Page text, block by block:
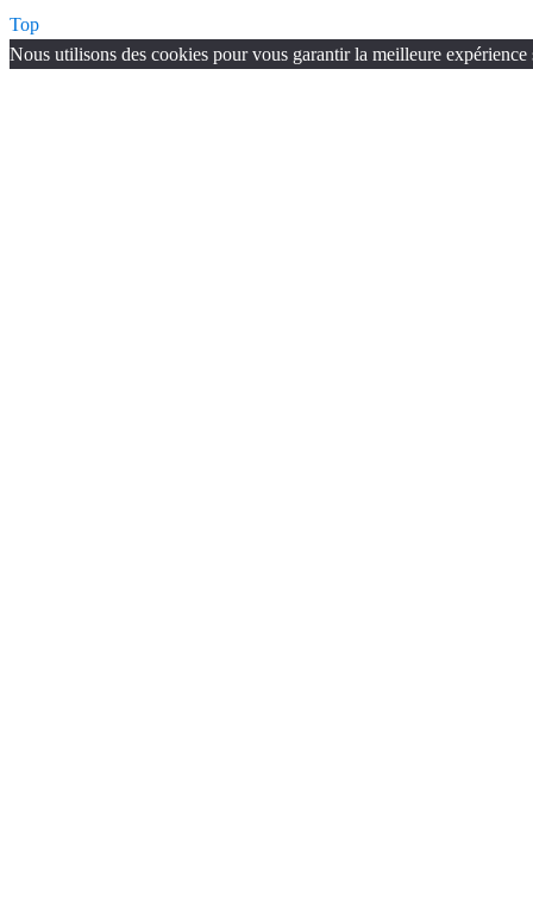
Top
Nous utilisons des cookies pour vous garantir la meilleure expérience